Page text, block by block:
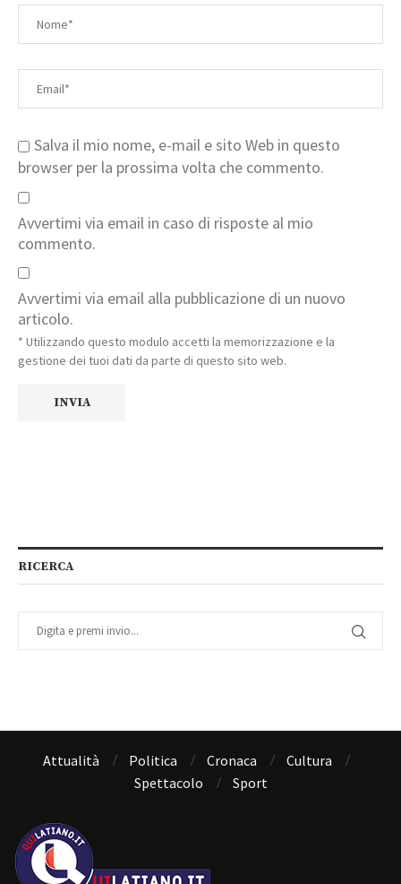
Salva il mio nome, e-mail e sito Web in questo
browser per la prossima volta che commento.
Avvertimi via email in caso di risposte al mio
commento.
Avvertimi via email alla pubblicazione di un nuovo
articolo.
* Utilizzando questo modulo accetti la memorizzazione e la
gestione dei tuoi dati da parte di questo sito web.
RICERCA
Attualità Politica Cronaca
Cultura
Spettacolo
Sport